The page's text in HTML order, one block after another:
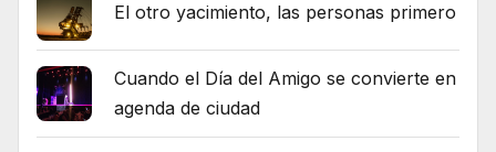
El otro yacimiento, las personas primero
Cuando el Día del Amigo se convierte en
agenda de ciudad